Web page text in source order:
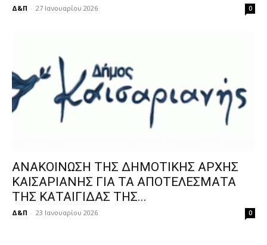
Δ&Π - 27 Ιανουαρίου 2026 0
ΑΝΑΚΟΙΝΩΣΗ ΤΗΣ ΔΗΜΟΤΙΚΗΣ ΑΡΧΗΣ
ΚΑΙΣΑΡΙΑΝΗΣ ΓΙΑ ΤΑ AΠΟΤΕΛΕΣΜΑΤΑ
ΤΗΣ ΚΑΤΑΙΓΙΔΑΣ ΤΗΣ...
Δ&Π - 23 Ιανουαρίου 2026 0